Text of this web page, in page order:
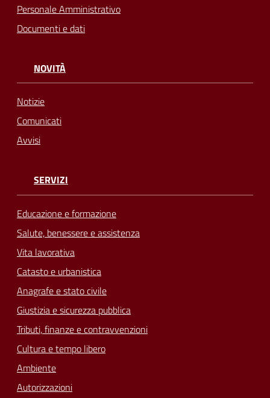
Personale Amministrativo
Documenti e dati
NOVITÀ
Notizie
Comunicati
Avvisi
SERVIZI
Educazione e formazione
Salute, benessere e assistenza
Vita lavorativa
Catasto e urbanistica
Anagrafe e stato civile
Giustizia e sicurezza pubblica
Tributi, finanze e contravvenzioni
Cultura e tempo libero
Ambiente
Autorizzazioni